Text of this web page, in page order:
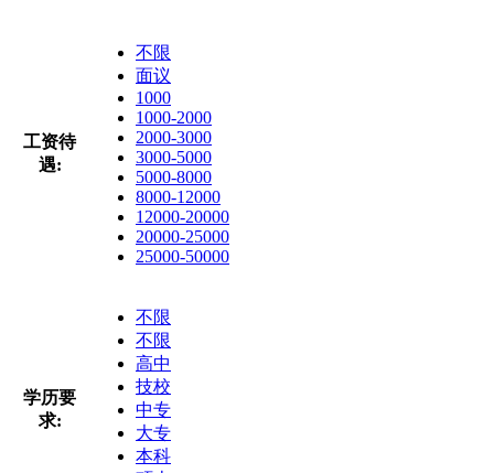
工资待
遇:
不限
面议
1000
1000-2000
2000-3000
3000-5000
5000-8000
8000-12000
12000-20000
20000-25000
25000-50000
学历要
求:
不限
不限
高中
技校
中专
大专
本科